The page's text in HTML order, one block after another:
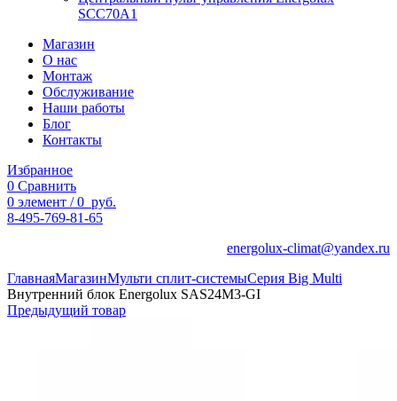
SCC70A1
Магазин
О нас
Монтаж
Обслуживание
Наши работы
Блог
Контакты
Избранное
0 Сравнить
0 элемент / 0 руб.
8-495-769-81-65
energolux-climat@yandex.ru
ГлавнаяМагазинМульти сплит-системыСерия Big Multi
Внутренний блок Energolux SAS24M3-GI
Предыдущий товар